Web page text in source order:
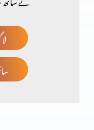
قیامت اور زندگی
چھوٹا کون اور بڑا